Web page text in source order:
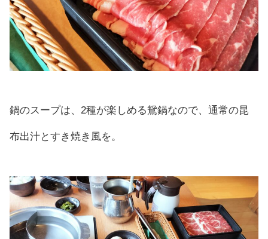
鍋のスープは、2種が楽しめる鴛鍋なので、通常の昆
布出汁とすき焼き風を。